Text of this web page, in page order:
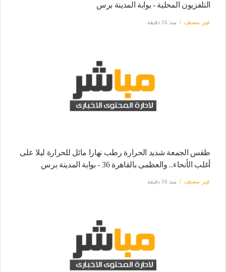
التلفزيون المحلية - بوابة المدينة برس
غير مصنف منذ 16 دقيقة
طقس الجمعة شديد الحرارة رطب نهارا مائل للحرارة ليلا على
أغلب الأنحاء.. والعظمى بالقاهرة 36 - بوابة المدينة برس
غير مصنف منذ 16 دقيقة